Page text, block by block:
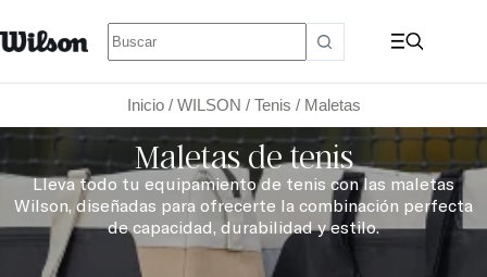
Inicio/ WILSON / Tenis / Maletas
Maletas de tenis
Lleva todo tu equipamiento de tenis con las maletas
Wilson, diseñadas para ofrecerte la combinación perfecta
de capacidad, durabilidad y estilo.